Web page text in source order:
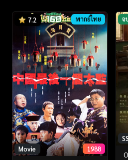
7.2 พากย์ไทย
Movie 1988
จ